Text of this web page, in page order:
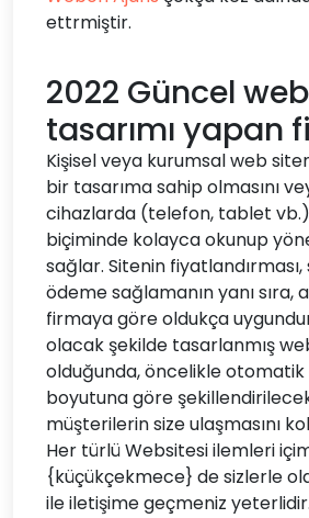
ettrmiştir.
2022 Güncel web
tasarımı yapan
Kişisel veya kurumsal web
bir tasarıma sahip olmasını
cihazlarda (telefon, tablet
biçiminde kolayca okunup
sağlar. Sitenin
ödeme sağlamanın yanı sıra,
firmaya göre oldukça
olacak şekilde tasarlanmış
olduğunda, öncelikle
boyutuna göre
müşterilerin size ulaşmasını
Her türlü Websitesi ilemleri
{küçükçekmece} de sizlerle
ile iletişime geçmeniz yeterlidir.